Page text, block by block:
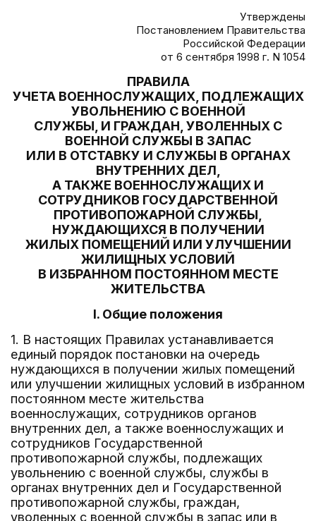
Утверждены
Постановлением Правительства
Российской Федерации
от 6 сентября 1998 г. N 1054
ПРАВИЛА
УЧЕТА ВОЕННОСЛУЖАЩИХ, ПОДЛЕЖАЩИХ
УВОЛЬНЕНИЮ С ВОЕННОЙ
СЛУЖБЫ, И ГРАЖДАН, УВОЛЕННЫХ С
ВОЕННОЙ СЛУЖБЫ В ЗАПАС
ИЛИ В ОТСТАВКУ И СЛУЖБЫ В ОРГАНАХ
ВНУТРЕННИХ ДЕЛ,
А ТАКЖЕ ВОЕННОСЛУЖАЩИХ И
СОТРУДНИКОВ ГОСУДАРСТВЕННОЙ
ПРОТИВОПОЖАРНОЙ СЛУЖБЫ,
НУЖДАЮЩИХСЯ В ПОЛУЧЕНИИ
ЖИЛЫХ ПОМЕЩЕНИЙ ИЛИ УЛУЧШЕНИИ
ЖИЛИЩНЫХ УСЛОВИЙ
В ИЗБРАННОМ ПОСТОЯННОМ МЕСТЕ
ЖИТЕЛЬСТВА
I. Общие положения
1. В настоящих Правилах устанавливается
единый порядок постановки на очередь
нуждающихся в получении жилых помещений
или улучшении жилищных условий в избранном
постоянном месте жительства
военнослужащих, сотрудников органов
внутренних дел, а также военнослужащих и
сотрудников Государственной
противопожарной службы, подлежащих
увольнению с военной службы, службы в
органах внутренних дел и Государственной
противопожарной службы, граждан,
уволенных с военной службы в запас или в